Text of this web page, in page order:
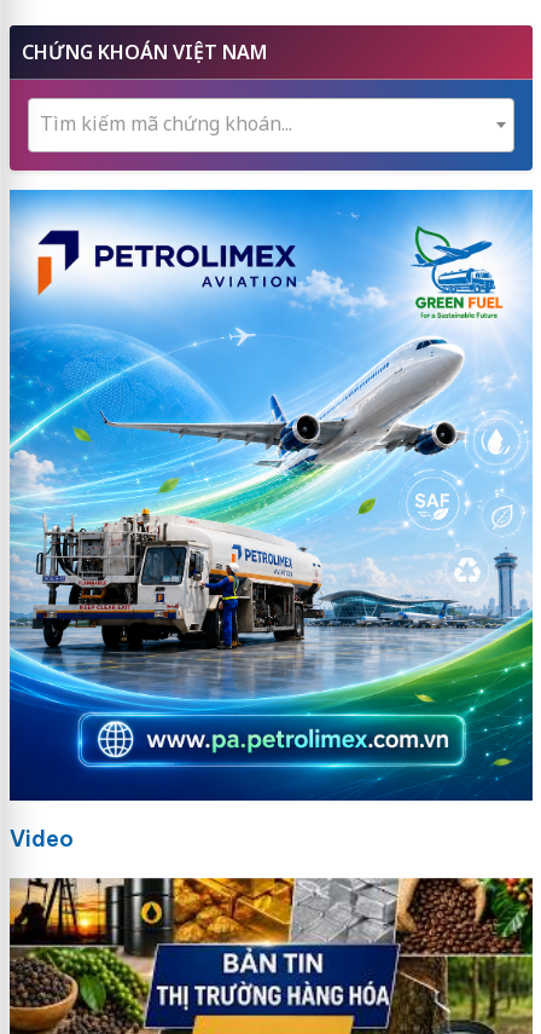
CHỨNG KHOÁN VIỆT NAM
Tìm kiếm mã chứng khoán...
Video